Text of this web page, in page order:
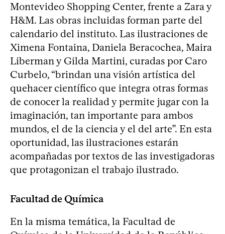
Montevideo Shopping Center, frente a Zara y
H&M. Las obras incluidas forman parte del
calendario del instituto. Las ilustraciones de
Ximena Fontaina, Daniela Beracochea, Maira
Liberman y Gilda Martini, curadas por Caro
Curbelo, “brindan una visión artística del
quehacer científico que integra otras formas
de conocer la realidad y permite jugar con la
imaginación, tan importante para ambos
mundos, el de la ciencia y el del arte”. En esta
oportunidad, las ilustraciones estarán
acompañadas por textos de las investigadoras
que protagonizan el trabajo ilustrado.
Facultad de Química
En la misma temática, la Facultad de